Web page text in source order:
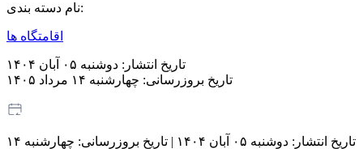
نام دسته بندی:
اقامتگاه ها
تاریخ انتشار: دوشنبه ۰۵ آبان ۱۴۰۴
تاریخ بروزرسانی: چهارشنبه ۱۴ مرداد ۱۴۰۵
تاریخ انتشار: دوشنبه ۰۵ آبان ۱۴۰۴ | تاریخ بروزرسانی:
چهارشنبه ۱۴